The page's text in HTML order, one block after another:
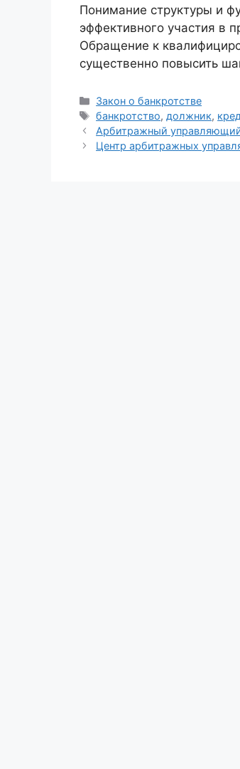
Понимание структуры и
эффективного участия в
Обращение к
существенно повысить
Рубрики
Закон о банкротстве
Метки
банкротство, должник,
Арбитражный управляющий
Центр арбитражных